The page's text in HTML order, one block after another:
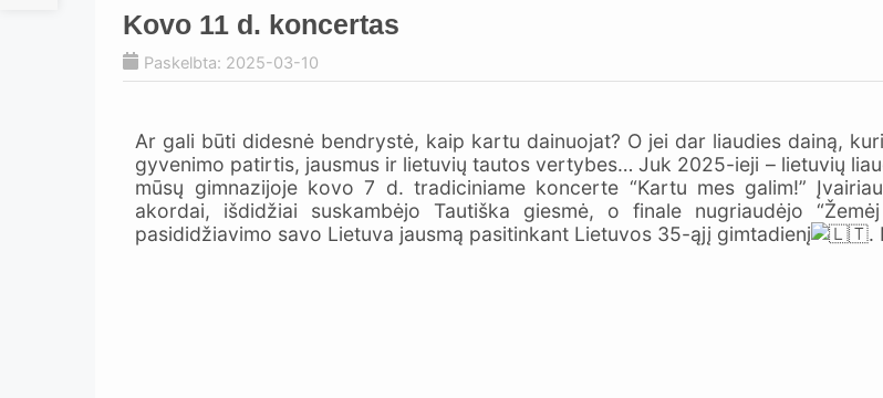
Kovo 11 d. koncertas
Paskelbta: 2025-03-10
Ar gali būti didesnė bendrystė, kaip kartu dainuojat? O jei dar liaudies dainą,
gyvenimo patirtis, jausmus ir lietuvių tautos vertybes… Juk 2025-ieji – lietuvių
mūsų gimnazijoje kovo 7 d. tradiciniame koncerte “Kartu mes galim!”
akordai, išdidžiai suskambėjo Tautiška giesmė, o finale nugriaudėjo
pasididžiavimo savo Lietuva jausmą pasitinkant Lietuvos 35-ąjį gimtadienį
.